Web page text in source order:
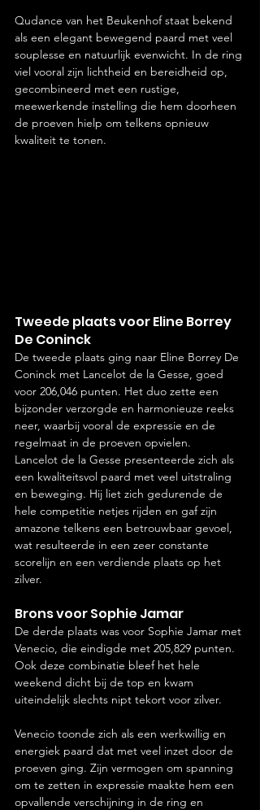
Qudance van het Beukenhof staat bekend
als een elegant bewegend paard met veel
souplesse en natuurlijk evenwicht. In de ring
viel vooral zijn lichtheid en bereidheid op,
gecombineerd met een rustige,
meewerkende instelling die hem doorheen
de proeven hielp om telkens opnieuw
kwaliteit te tonen.
Tweede plaats voor Eline Borrey
De Coninck
De tweede plaats ging naar Eline Borrey De
Coninck met Lancelot de la Gesse, goed
voor 206,046 punten. Het duo zette een
bijzonder verzorgde en harmonieuze reeks
neer, waarbij vooral de expressie en de
regelmaat in de proeven opvielen.
Lancelot de la Gesse presenteerde zich als
een kwaliteitsvol paard met veel uitstraling
en beweging. Hij liet zich gedurende de
hele competitie netjes rijden en gaf zijn
amazone telkens een betrouwbaar gevoel,
wat resulteerde in een zeer constante
scorelijn en een verdiende plaats op het
zilver.
Brons voor Sophie Jamar
De derde plaats was voor Sophie Jamar met
Venecio, die eindigde met 205,829 punten.
Ook deze combinatie bleef het hele
weekend dicht bij de top en kwam
uiteindelijk slechts nipt tekort voor zilver.
Venecio toonde zich als een werkwillig en
energiek paard dat met veel inzet door de
proeven ging. Zijn vermogen om spanning
om te zetten in expressie maakte hem een
opvallende verschijning in de ring en